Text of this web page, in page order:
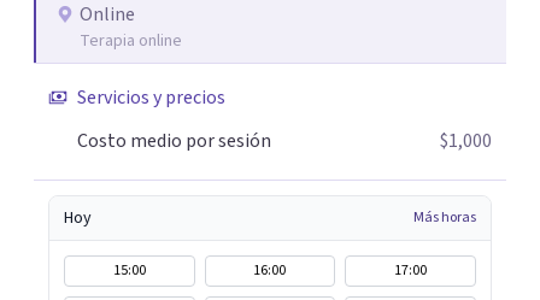
Online
Terapia online
Servicios y precios
Costo medio por sesión
$1,000
Hoy Más horas
15:00 16:00
17:00